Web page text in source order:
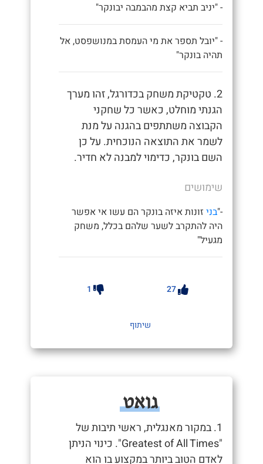
- "יניב תביא קצת מהבמבה יבונקר"
- "יובל תספר את מי העמסת במנושפסט, אל
תהיה בונקר"
2. טקטיקת משחק בכדורגל, זהו מערך
הגנתי מוחלט, כאשר כל שחקני
הקבוצה משתתפים בהגנה על מנת
לשמר את התוצאה הנוכחית. על כן
השם בונקר, כדימוי למבנה לא חדיר.
שימושים
-"בני זונות איזה בונקר הם עשו אי אפשר
היה להתקרב לשער שלהם בכלל, משחק
מגעיל"
27
1
שיתוף
גואט
1. במקור מאנגלית, ראשי תיבות של
"Greatest of All Times". כינוי הניתן
לאדם הטוב ביותר במקצוע בו הוא